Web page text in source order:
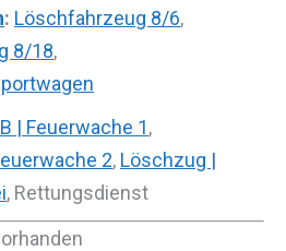
: Löschfahrzeug 8/6,
8/18,
| Feuerwache 1,
2, Löschzug |
, Rettungsdienst